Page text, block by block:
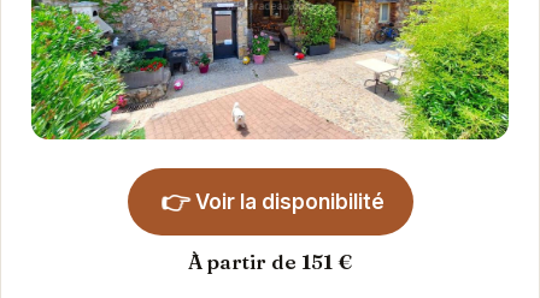
👉 Voir la disponibilité
À partir de 151 €